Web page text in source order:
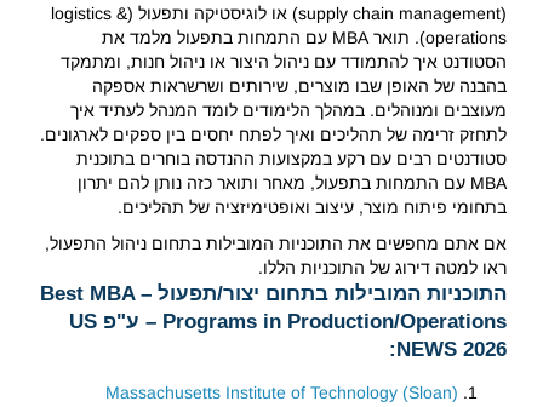
(supply chain management) או לוגיסטיקה ותפעול (logistics &
operations). תואר MBA עם התמחות בתפעול מלמד את
הסטודנט איך להתמודד עם ניהול היצור או ניהול חנות, ומתמקד
בהבנה של האופן שבו מוצרים, שירותים ושרשראות אספקה
מעוצבים ומנוהלים. במהלך הלימודים לומד המנהל לעתיד איך
לתחזק זרימה של תהליכים ואיך לפתח יחסים בין ספקים לארגונים.
סטודנטים רבים עם רקע במקצועות ההנדסה בוחרים בתוכנית
MBA עם התמחות בתפעול, מאחר ותואר כזה נותן להם יתרון
בתחומי פיתוח מוצר, עיצוב ואופטימיזציה של תהליכים.
אם אתם מחפשים את התוכניות המובילות בתחום ניהול התפעול,
ראו למטה דירוג של התוכניות הללו.
התוכניות המובילות בתחום יצור/תפעול – Best MBA
Programs in Production/Operations – ע"פ US
NEWS 2026:
Massachusetts Institute of Technology (Sloan)